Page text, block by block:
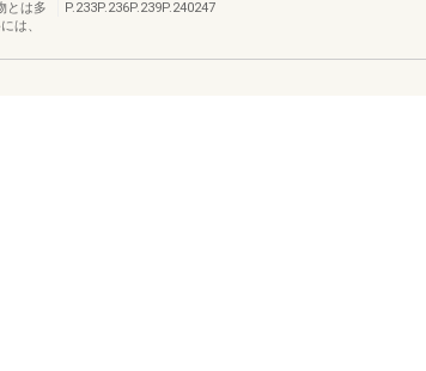
とは多
は、
P.233P.236P.239P.240247